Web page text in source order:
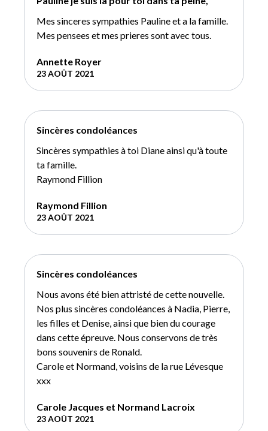
Mes sinceres sympathies Pauline et a la famille.
Mes pensees et mes prieres sont avec tous.
Annette Royer
23 AOÛT 2021
Sincères condoléances
Sincères sympathies à toi Diane ainsi qu'à toute
ta famille.
Raymond Fillion
Raymond Fillion
23 AOÛT 2021
Sincères condoléances
Nous avons été bien attristé de cette nouvelle.
Nos plus sincères condoléances à Nadia, Pierre,
les filles et Denise, ainsi que bien du courage
dans cette épreuve. Nous conservons de très
bons souvenirs de Ronald.
Carole et Normand, voisins de la rue Lévesque
xxx
Carole Jacques et Normand Lacroix
23 AOÛT 2021